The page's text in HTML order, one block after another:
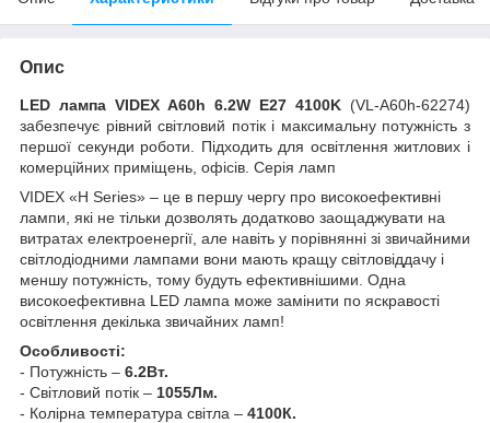
Опис
LED лампа VIDEX A60h 6.2W E27 4100K (VL-A60h-62274)
забезпечує рівний світловий потік і максимальну потужність з
першої секунди роботи. Підходить для освітлення житлових і
комерційних приміщень, офісів. Серія ламп
VIDEX «H Series» – це в першу чергу про високоефективні
лампи, які не тільки дозволять додатково заощаджувати на
витратах електроенергії, але навіть у порівнянні зі звичайними
світлодіодними лампами вони мають кращу світловіддачу і
меншу потужність, тому будуть ефективнішими. Одна
високоефективна LED лампа може замінити по яскравості
освітлення декілька звичайних ламп!
Особливості:
- Потужність – 6.2Вт.
- Світловий потік – 1055Лм.
- Колірна температура світла – 4100К.